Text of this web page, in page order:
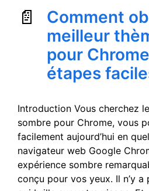
Comment
meilleur
pour
étapes
Introduction Vous cherchez
sombre pour Chrome, vous
facilement aujourd’hui en
navigateur web Google
expérience sombre
conçu pour vos yeux. Il n’y